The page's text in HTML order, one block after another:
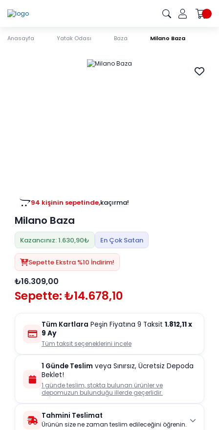
Anasayfa Yatak Odası Baza Milano Baza
94 kişinin sepetinde,kaçırma!
Milano Baza
Kazancınız: 1.630,90₺ En Çok Satan
Sepette Ekstra %10 İndirim!
₺16.309,00
Sepette: ₺14.678,10
Tüm Kartlara Peşin Fiyatına 9 Taksit 1.812,11x
9 Ay
Tüm taksit seçeneklerini incele
1 Günde Teslim veya Sınırsız, Ücretsiz Depoda
Beklet!
1 günde teslim, stokta bulunan ürünler ve
depomuzun bulunduğu illerde geçerlidir.
Tahmini Teslimat
Ürünün size ne zaman teslim edileceğini öğrenin.